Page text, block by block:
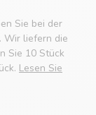
Sie bei der
Wir liefern die
Sie 10 Stück
Lesen Sie